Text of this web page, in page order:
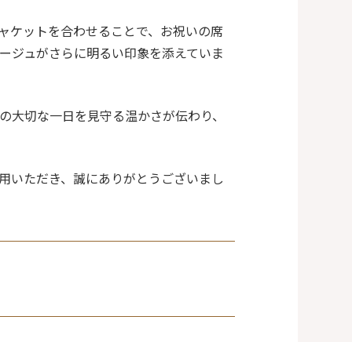
ケットを合わせることで、お祝いの席
ジュがさらに明るい印象を添えていま
切な一日を見守る温かさが伝わり、
いただき、誠にありがとうございまし